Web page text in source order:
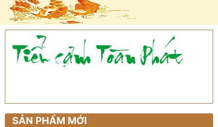
SẢN PHẨM MỚI